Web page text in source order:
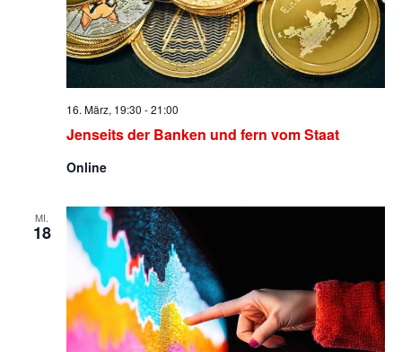
Jenseits der Banken und fern vom Staat
16. März, 19:30 -21:00
Online
MI.
18